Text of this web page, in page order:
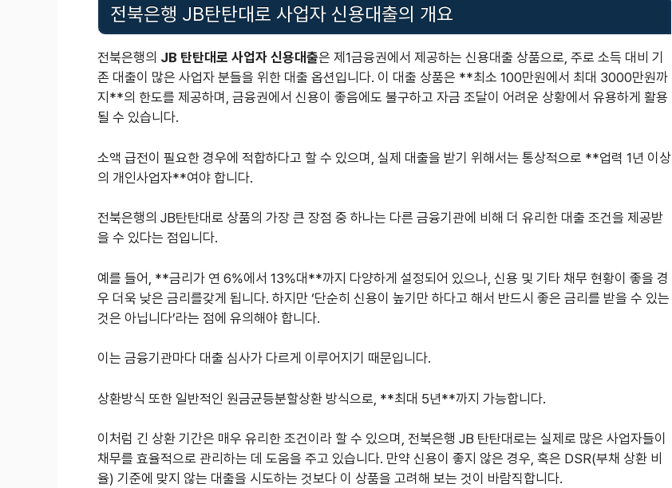
전북은행 JB탄탄대로 사업자 신용대출의 개요
전북은행의 JB 탄탄대로 사업자 신용대출은 제1금융권에서 제공하는 신용대출 상품으로, 주로 소득 대비 기
존 대출이 많은 사업자 분들을 위한 대출 옵션입니다. 이 대출 상품은 **최소 100만원에서 최대 3000만원까
지**의 한도를 제공하며, 금융권에서 신용이 좋음에도 불구하고 자금 조달이 어려운 상황에서 유용하게 활용
될 수 있습니다.
소액 급전이 필요한 경우에 적합하다고 할 수 있으며, 실제 대출을 받기 위해서는 통상적으로 **업력 1년 이상
의 개인사업자**여야 합니다.
전북은행의 JB탄탄대로 상품의 가장 큰 장점 중 하나는 다른 금융기관에 비해 더 유리한 대출 조건을 제공받
을 수 있다는 점입니다.
예를 들어, **금리가 연 6%에서 13%대**까지 다양하게 설정되어 있으나, 신용 및 기타 채무 현황이 좋을 경
우 더욱 낮은 금리를갖게 됩니다. 하지만 ‘단순히 신용이 높기만 하다고 해서 반드시 좋은 금리를 받을 수 있는
것은 아닙니다’라는 점에 유의해야 합니다.
이는 금융기관마다 대출 심사가 다르게 이루어지기 때문입니다.
상환방식 또한 일반적인 원금균등분할상환 방식으로, **최대 5년**까지 가능합니다.
이처럼 긴 상환 기간은 매우 유리한 조건이라 할 수 있으며, 전북은행 JB 탄탄대로는 실제로 많은 사업자들이
채무를 효율적으로 관리하는 데 도움을 주고 있습니다. 만약 신용이 좋지 않은 경우, 혹은 DSR(부채 상환 비
율) 기준에 맞지 않는 대출을 시도하는 것보다 이 상품을 고려해 보는 것이 바람직합니다.